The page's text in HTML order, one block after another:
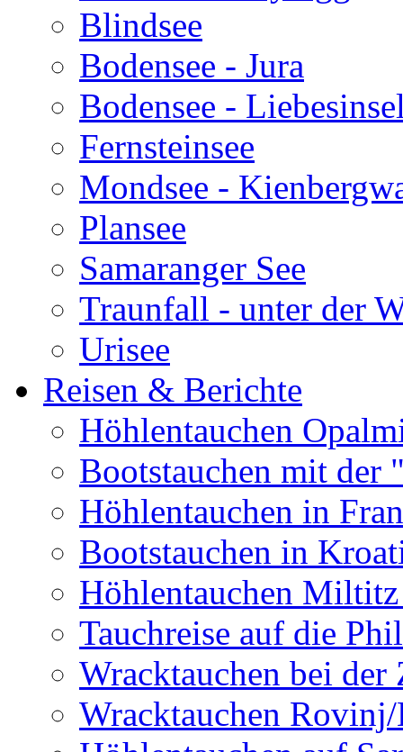
Blindsee
Bodensee - Jura
Bodensee -
Fernsteinsee
Mondsee -
Plansee
Samaranger See
Traunfall - unter der
Urisee
Reisen & Berichte
Höhlentauchen
Bootstauchen mit
Höhlentauchen in
Bootstauchen in
Höhlentauchen
Tauchreise auf die
Wracktauchen bei der
Wracktauchen